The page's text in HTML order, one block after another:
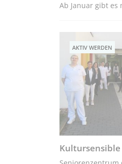
Ab Januar gibt es
AKTIV WERDEN